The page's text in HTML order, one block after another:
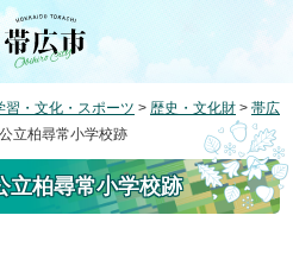
習・文化・スポーツ > 歴史・文化財 > 帯広
立柏尋常小学校跡
柏尋常小学校跡